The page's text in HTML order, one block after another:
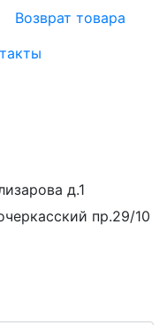
Возврат товара
д.1
пр.29/10